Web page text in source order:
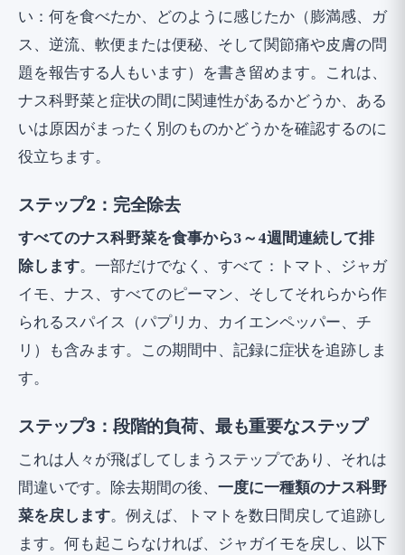
い：何を食べたか、どのように感じたか（膨満感、ガ
ス、逆流、軟便または便秘、そして関節痛や皮膚の問
題を報告する人もいます）を書き留めます。これは、
ナス科野菜と症状の間に関連性があるかどうか、ある
いは原因がまったく別のものかどうかを確認するのに
役立ちます。
ステップ2：完全除去
すべてのナス科野菜を食事から3～4週間連続して排
除します。一部だけでなく、すべて：トマト、ジャガ
イモ、ナス、すべてのピーマン、そしてそれらから作
られるスパイス（パプリカ、カイエンペッパー、チ
リ）も含みます。この期間中、記録に症状を追跡しま
す。
ステップ3：段階的負荷、最も重要なステップ
これは人々が飛ばしてしまうステップであり、それは
間違いです。除去期間の後、 一度に一種類のナス科野
菜を戻します。例えば、トマトを数日間戻して追跡し
ます。何も起こらなければ、ジャガイモを戻し、以下